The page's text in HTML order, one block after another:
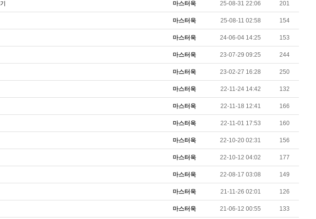
마스터욱 25-08-31 22:06 201
마스터욱 25-08-11 02:58 154
마스터욱 24-06-04 14:25 153
마스터욱 23-07-29 09:25 244
마스터욱 23-02-27 16:28 250
마스터욱 22-11-24 14:42 132
마스터욱 22-11-18 12:41 166
마스터욱 22-11-01 17:53 160
마스터욱 22-10-20 02:31 156
마스터욱 22-10-12 04:02 177
마스터욱 22-08-17 03:08 149
마스터욱 21-11-26 02:01 126
마스터욱 21-06-12 00:55 133
카레 존마탱구리징 헤헤
2026년 05월 21일 목요일
17:25:29
2026년 06월 29일 월요일
13:55:14
ㅏㅏㅏㅏㅏㅏㅏㅏㅏㅏㅏ
13:55:19
비회원cv1rccvcel78c8euddvjfsl49j ㅏ
13:55:22
13:55:34
13:55:34
13:55:34
비회원cv1rccvcel78c8euddvjfsl49j ㅏ
14:01:40
14:01:45
14:01:47
비회원cv1rccvcel78c8euddvjfsl49j ㅏ
14:01:49
14:01:50
14:01:52